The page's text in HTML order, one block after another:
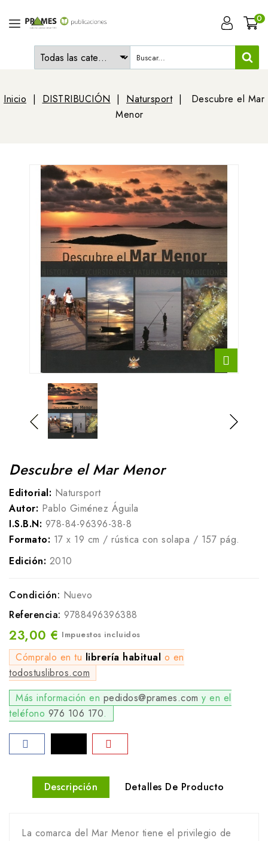
0
Inicio DISTRIBUCIÓN Natursport
Descubre el Mar
Menor
Descubre el Mar Menor
Editorial: Natursport
Autor: Pablo Giménez Águila
I.S.B.N: 978-84-96396-38-8
Formato: 17 x 19 cm / rústica con solapa / 157 pág.
Edición: 2010
Condición: Nuevo
Referencia: 9788496396388
23,00 € Impuestos incluidos
Cómpralo en tu librería habitual o en
todostuslibros.com
Más información en pedidos@prames.com y en el
teléfono 976 106 170.
Descripción Detalles De Producto
La comarca del Mar Menor tiene el privilegio de